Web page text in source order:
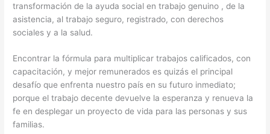
transformación de la ayuda social en trabajo genuino , de la
asistencia, al trabajo seguro, registrado, con derechos
sociales y a la salud.
Encontrar la fórmula para multiplicar trabajos calificados, con
capacitación, y mejor remunerados es quizás el principal
desafío que enfrenta nuestro país en su futuro inmediato;
porque el trabajo decente devuelve la esperanza y renueva la
fe en desplegar un proyecto de vida para las personas y sus
familias.